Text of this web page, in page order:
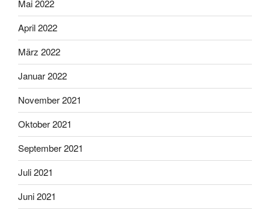
Mai 2022
April 2022
März 2022
Januar 2022
November 2021
Oktober 2021
September 2021
Juli 2021
Juni 2021